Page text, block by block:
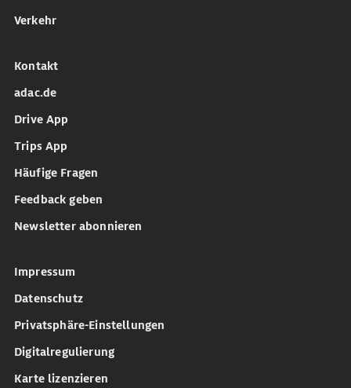
Verkehr
Kontakt
adac.de
Drive App
Trips App
Häufige Fragen
Feedback geben
Newsletter abonnieren
Impressum
Datenschutz
Privatsphäre-Einstellungen
Digitalregulierung
Karte lizenzieren